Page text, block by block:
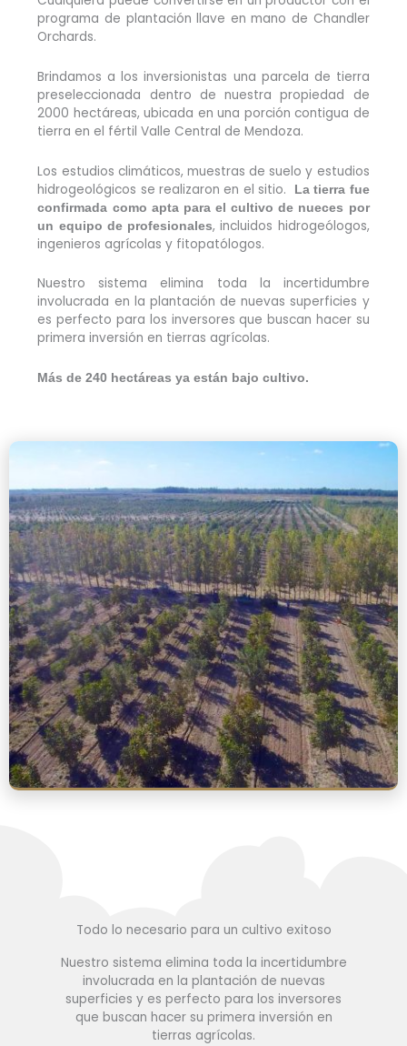
programa de plantación llave en mano de Chandler
Orchards.
Brindamos a los inversionistas una parcela de tierra
preseleccionada dentro de nuestra propiedad de
2000 hectáreas, ubicada en una porción contigua de
tierra en el fértil Valle Central de Mendoza.
Los estudios climáticos, muestras de suelo y estudios
hidrogeológicos se realizaron en el sitio.
La tierra fue
confirmada como apta para el cultivo de nueces por
un equipo de profesionales, incluidos hidrogeólogos,
ingenieros agrícolas y fitopatólogos.
Nuestro sistema elimina toda la incertidumbre
involucrada en la plantación de nuevas superficies y
es perfecto para los inversores que buscan hacer su
primera inversión en tierras agrícolas.
Más de 240 hectáreas ya están bajo cultivo.
Todo lo necesario para un cultivo exitoso
Nuestro sistema elimina toda la incertidumbre
involucrada en la plantación de nuevas
superficies y es perfecto para los inversores
que buscan hacer su primera inversión en
tierras agrícolas.